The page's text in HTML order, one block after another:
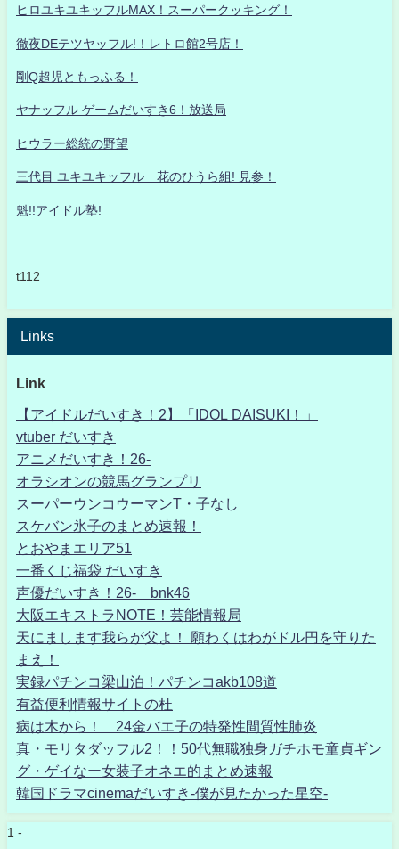
ヒロユキユキッフルMAX！スーパークッキング！
徹夜DEテツヤッフル!！レトロ館2号店！
剛Q超児ともっふる！
ヤナッフル ゲームだいすき6！放送局
ヒウラー総統の野望
三代目 ユキユキッフル 花のひうら組! 見参！
魁!!アイドル塾!
t112
Links
Link
【アイドルだいすき！2】「IDOL DAISUKI！」
vtuber だいすき
アニメだいすき！26-
オラシオンの競馬グランプリ
スーパーウンコウーマンT・子なし
スケバン氷子のまとめ速報！
とおやまエリア51
一番くじ福袋 だいすき
声優だいすき！26- bnk46
大阪エキストラNOTE！芸能情報局
天にまします我らが父よ！ 願わくはわがドル円を守りた
まえ！
実録パチンコ梁山泊！パチンコakb108道
有益便利情報サイトの杜
病は木から！ 24金バエ子の特発性間質性肺炎
真・モリタダッフル2！！50代無職独身ガチホモ童貞ギン
グ・ゲイなー女装子オネエ的まとめ速報
韓国ドラマcinemaだいすき-僕が見たかった星空-
1 -